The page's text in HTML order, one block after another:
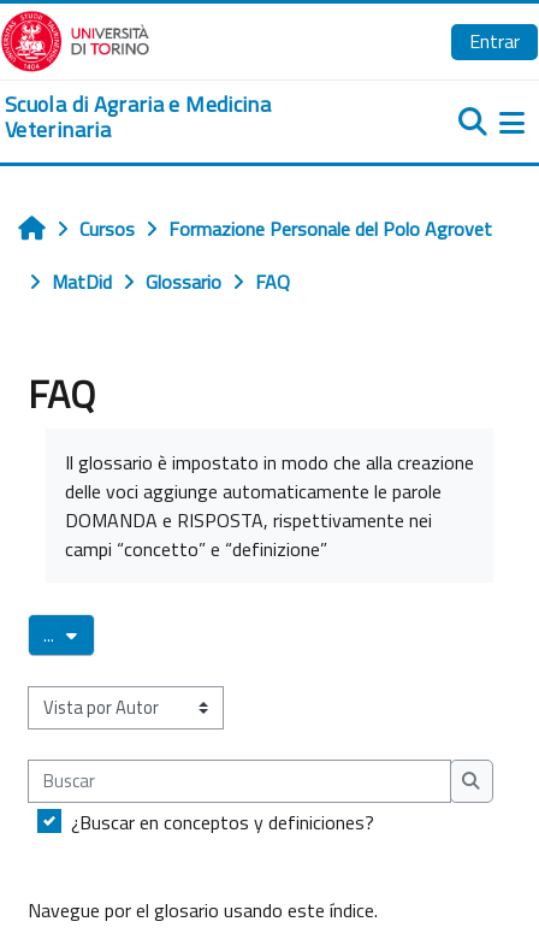
Salta al contenido principal
Entrar
Scuola di Agraria e Medicina
Veterinaria
Inicio
Cursos
Formazione Personale del Polo Agrovet
MatDid
Glossario FAQ
FAQ
Il glossario è impostato in modo che alla creazione
delle voci aggiunge automaticamente le parole
DOMANDA e RISPOSTA, rispettivamente nei
campi “concetto” e “definizione”
... Exportar entradas
Navegue por el glosario usando este índice.
Buscar
Buscar
¿Buscar en conceptos y definiciones?
Navegue por el glosario usando este índice.